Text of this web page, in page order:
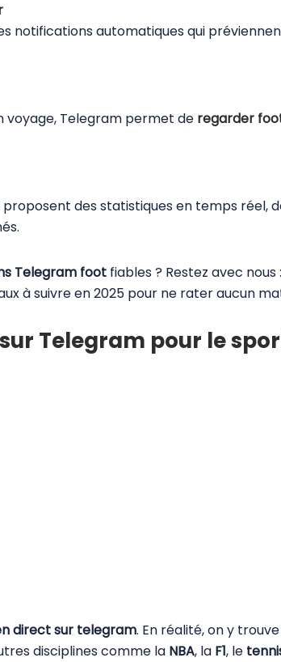
notifications automatiques qui
voyage, Telegram permet de regarder
des statistiques en temps réel,
Telegram foot fiables ? Restez avec nous
à suivre en 2025 pour ne rater aucun
Telegram pour le
direct sur telegram. En réalité, on y
disciplines comme la NBA, la F1, le